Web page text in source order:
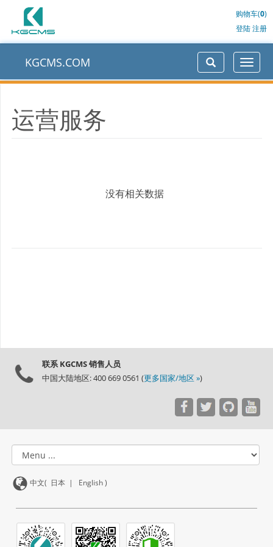
购物车(0)
登陆注册
KGCMS.COM
运营服务
没有相关数据
联系 KGCMS 销售人员
中国大陆地区: 400 669 0561 (更多国家/地区 »)
中文( 日本| English)